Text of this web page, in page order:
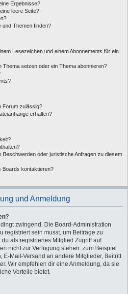
Ergebnisse?
leere Seite?
und Themen finden?
Lesezeichen und einem Abonnements für ein
Thema setzen oder ein Thema abonnieren?
Forum zulässig?
erhalten?
Beschwerden oder juristische Anfragen zu diesem
Boards kontaktieren?
und Anmeldung
zwingend. Die Board-Administration
registriert sein musst, um Beiträge zu
als registriertes Mitglied Zugriff auf
nicht zur Verfügung stehen: zum Beispiel
E-Mail-Versand an andere Mitglieder, Beitritt
Wir empfehlen dir eine Anmeldung, da sie
Vorteile bietet.